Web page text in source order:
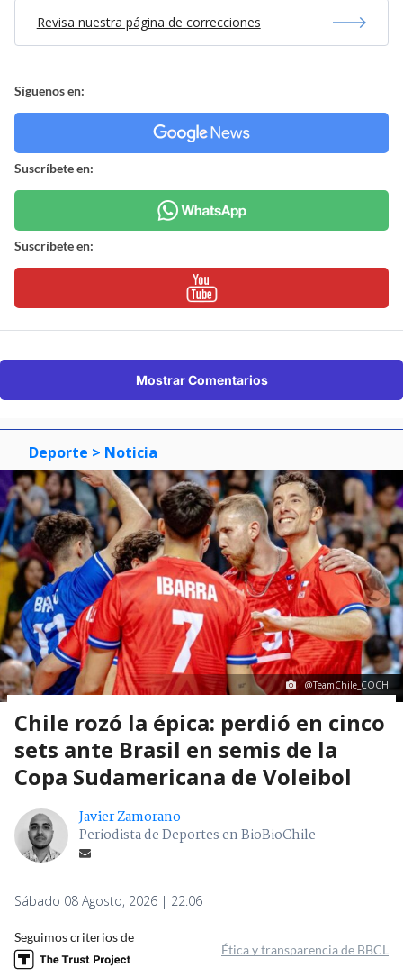
Revisa nuestra página de correcciones
Síguenos en:
Suscríbete en:
Suscríbete en:
Mostrar Comentarios
Deporte > Noticia
@TeamChile_COCH
Chile rozó la épica: perdió en cinco
sets ante Brasil en semis de la
Copa Sudamericana de Voleibol
Javier Zamorano
Periodista de Deportes en BioBioChile
Sábado 08 Agosto, 2026 | 22:06
Seguimos criterios de
Ética y transparencia de BBCL